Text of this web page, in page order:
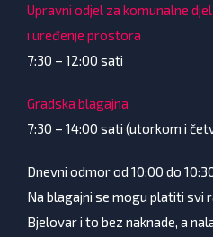
Upravni odjel za komunalne
i uređenje prostora
7:30 – 12:00 sati
Gradska blagajna
7:30 – 14:00 sati (utorkom i
Dnevni odmor od 10:00 do
Na blagajni se mogu platiti svi
Bjelovar i to bez naknade, a